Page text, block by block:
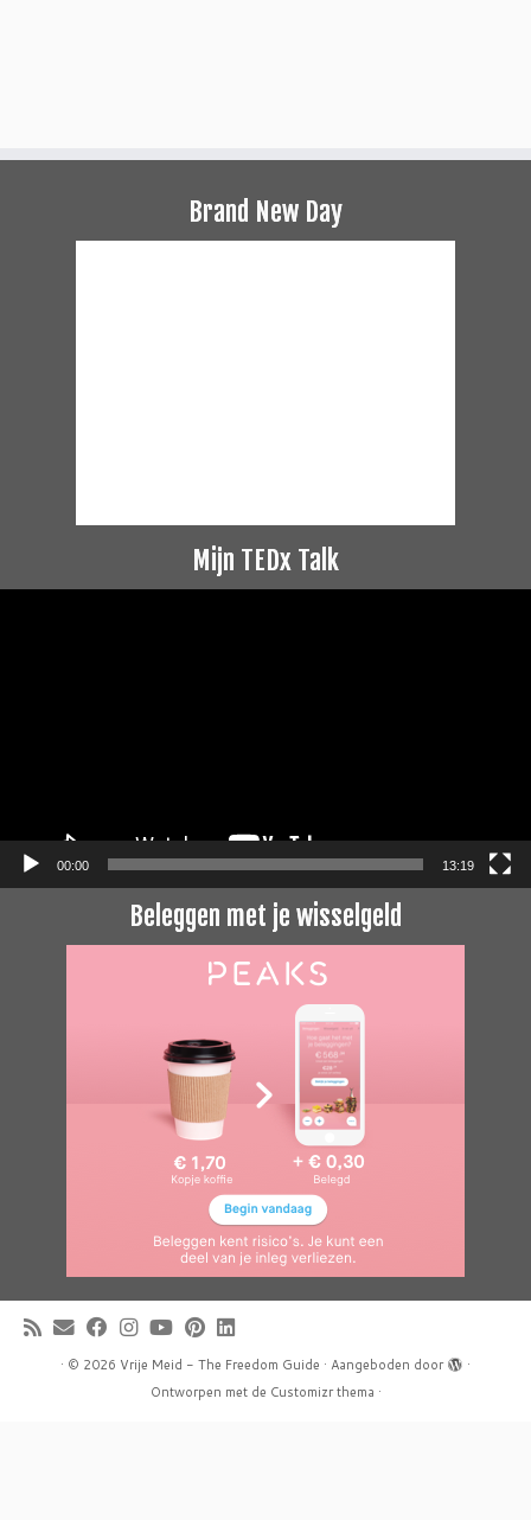
Brand New Day
Mijn TEDx Talk
00:00 13:19
Beleggen met je wisselgeld
· © 2026 Vrije Meid - The Freedom Guide · Aangeboden door
·
Ontworpen met de Customizr thema ·